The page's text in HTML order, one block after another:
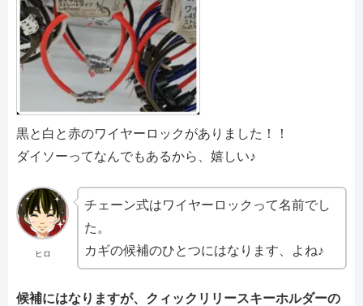
黒と白と赤のワイヤーロックがありました！！
ダイソーってなんでもあるから、嬉しい♪
ヒロ
チェーン式はワイヤーロックって名前でし
た。
カギの候補のひとつにはなります、よね♪
候補にはなりますが、クィックリリースキーホルダーの